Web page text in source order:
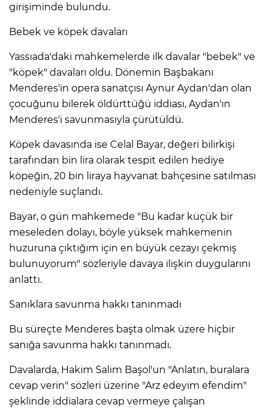
girişiminde bulundu.
Bebek ve köpek davaları
Yassıada'daki mahkemelerde ilk davalar "bebek" ve
"köpek" davaları oldu. Dönemin Başbakanı
Menderes'in opera sanatçısı Aynur Aydan'dan olan
çocuğunu bilerek öldürttüğü iddiası, Aydan'ın
Menderes'i savunmasıyla çürütüldü.
Köpek davasında ise Celal Bayar, değeri bilirkişi
tarafından bin lira olarak tespit edilen hediye
köpeğin, 20 bin liraya hayvanat bahçesine satılması
nedeniyle suçlandı.
Bayar, o gün mahkemede "Bu kadar küçük bir
meseleden dolayı, böyle yüksek mahkemenin
huzuruna çıktığım için en büyük cezayı çekmiş
bulunuyorum" sözleriyle davaya ilişkin duygularını
anlattı.
Sanıklara savunma hakkı tanınmadı
Bu süreçte Menderes başta olmak üzere hiçbir
sanığa savunma hakkı tanınmadı.
Davalarda, Hakim Salim Başol'un "Anlatın, buralara
cevap verin" sözleri üzerine "Arz edeyim efendim"
şeklinde iddialara cevap vermeye çalışan